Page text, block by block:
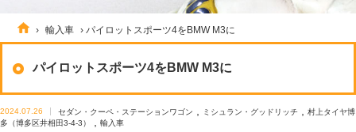
› 輸入車 ›パイロットスポーツ4をBMW M3に
パイロットスポーツ4をBMW M3に
2024.07.26 セダン・クーペ・ステーションワゴン ミシュラン・グッドリッチ,
村上タイヤ博
多（博多区井相田3-4-3）
輸入車